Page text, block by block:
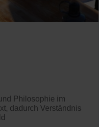
Philosophie im
dadurch Verständnis